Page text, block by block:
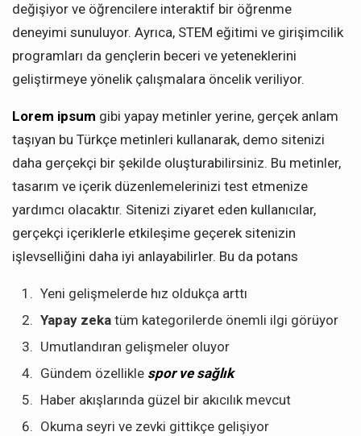
değişiyor ve öğrencilere interaktif bir öğrenme
deneyimi sunuluyor. Ayrıca, STEM eğitimi ve girişimcilik
programları da gençlerin beceri ve yeteneklerini
geliştirmeye yönelik çalışmalara öncelik veriliyor.
Lorem ipsum gibi yapay metinler yerine, gerçek anlam
taşıyan bu Türkçe metinleri kullanarak, demo sitenizi
daha gerçekçi bir şekilde oluşturabilirsiniz. Bu metinler,
tasarım ve içerik düzenlemelerinizi test etmenize
yardımcı olacaktır. Sitenizi ziyaret eden kullanıcılar,
gerçekçi içeriklerle etkileşime geçerek sitenizin
işlevselliğini daha iyi anlayabilirler. Bu da potans
Yeni gelişmelerde hız oldukça arttı
Yapay zeka tüm kategorilerde önemli ilgi görüyor
Umutlandıran gelişmeler oluyor
Gündem özellikle spor ve sağlık
Haber akışlarında güzel bir akıcılık mevcut
Okuma seyri ve zevki gittikçe gelişiyor